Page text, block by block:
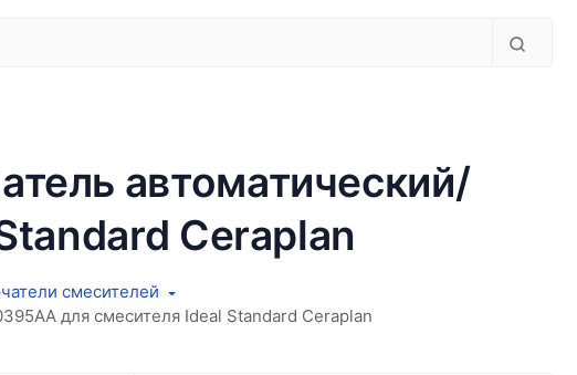
автоматический/
Ceraplan
смесителей
для смесителя Ideal Standard Ceraplan